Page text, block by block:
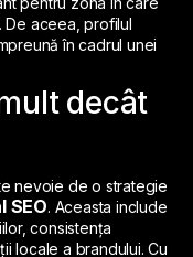
De aceea, profilul
în cadrul unei
decât
nevoie de o strategie
SEO. Aceasta include
consistența
locale a brandului. Cu